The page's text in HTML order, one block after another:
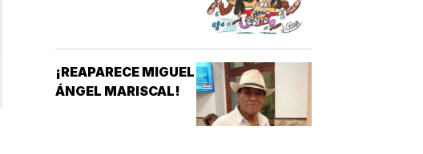
¡REAPARECE MIGUEL
ÁNGEL MARISCAL!